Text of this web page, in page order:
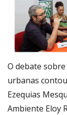
O debate
urbanas
Ezequias
Ambiente Eloy